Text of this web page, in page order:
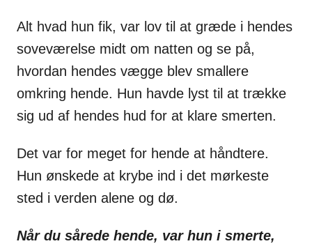
Alt hvad hun fik, var lov til at græde i hendes
soveværelse midt om natten og se på,
hvordan hendes vægge blev smallere
omkring hende. Hun havde lyst til at trække
sig ud af hendes hud for at klare smerten.
Det var for meget for hende at håndtere.
Hun ønskede at krybe ind i det mørkeste
sted i verden alene og dø.
Når du sårede hende, var hun i smerte,